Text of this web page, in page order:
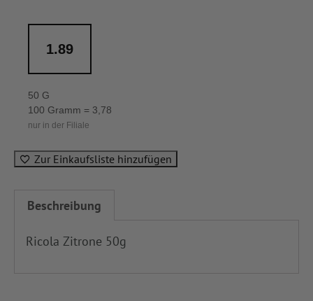
1.89
50 G
100 Gramm = 3,78
nur in der Filiale
Zur Einkaufsliste hinzufügen
Beschreibung
Ricola Zitrone 50g